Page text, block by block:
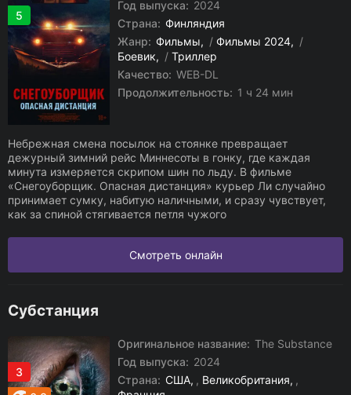
5
Год выпуска: 2024
Страна: Финляндия
Жанр: Фильмы / Фильмы 2024
/
Боевик
/ Триллер
Качество: WEB-DL
Продолжительность: 1 ч 24 мин
Небрежная смена посылок на стоянке превращает
дежурный зимний рейс Миннесоты в гонку, где каждая
минута измеряется скрипом шин по льду. В фильме
«Снегоуборщик. Опасная дистанция» курьер Ли случайно
принимает сумку, набитую наличными, и сразу чувствует,
как за спиной стягивается петля чужого
Смотреть онлайн
Субстанция
3
Оригинальное название: The Substance
Год выпуска: 2024
Страна: США , Великобритания ,